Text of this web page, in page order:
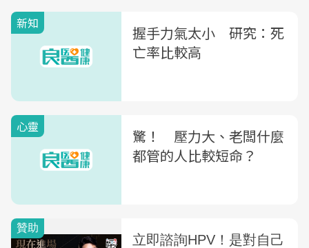
新知
握手力氣太小 研究：死
亡率比較高
心靈
驚！ 壓力大、老闆什麼
都管的人比較短命？